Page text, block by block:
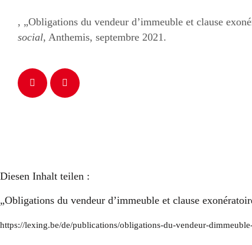
, „Obligations du vendeur d’immeuble et clause
social, Anthemis, septembre 2021.
Diesen Inhalt teilen :
„Obligations du vendeur d’immeuble et clause
https://lexing.be/de/publications/obligations-du-vendeur-